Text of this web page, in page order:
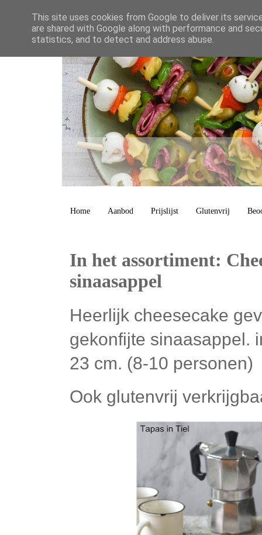
Home Aanbod Prijslijst Glutenvrij
In het assortiment:
sinaasappel
Heerlijk cheesecake
gekonfijte sinaasappel.
23 cm. (8-10 personen)
Ook glutenvrij
This site uses cookies from Google to deliver its
are shared with Google along with performance and
statistics, and to detect and address abuse.